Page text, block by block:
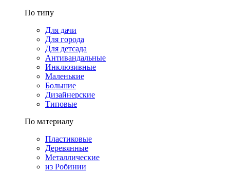
По типу
Для дачи
Для города
Для детсада
Антивандальные
Инклюзивные
Маленькие
Большие
Дизайнерские
Типовые
По материалу
Пластиковые
Деревянные
Металлические
из Робинии